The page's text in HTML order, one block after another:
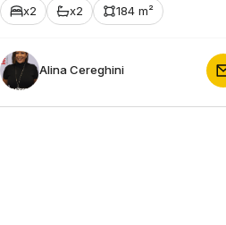
x2 x2 184 m²
Alina Cereghini